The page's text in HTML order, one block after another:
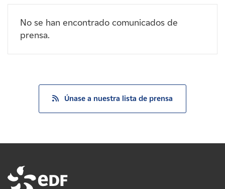
No se han encontrado comunicados de
prensa.
Únase a nuestra lista de prensa